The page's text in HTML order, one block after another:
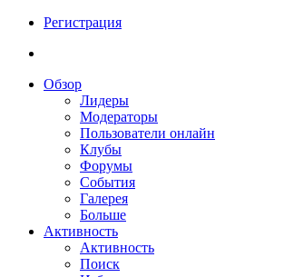
Регистрация
Обзор
Лидеры
Модераторы
Пользователи онлайн
Клубы
Форумы
События
Галерея
Больше
Активность
Активность
Поиск